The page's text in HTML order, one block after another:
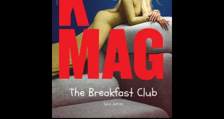
Dla przykładu – osoba, która dopuściła się
przestępstw z użyciem przemocy, mogłaby być
zmuszona do oglądania swojego czynu z
perspektywy ofiary. Z kolei przestępstwa związane
z narkotykami mogłyby być karane fałszywymi
wspomnieniami „symulującymi zmagania z